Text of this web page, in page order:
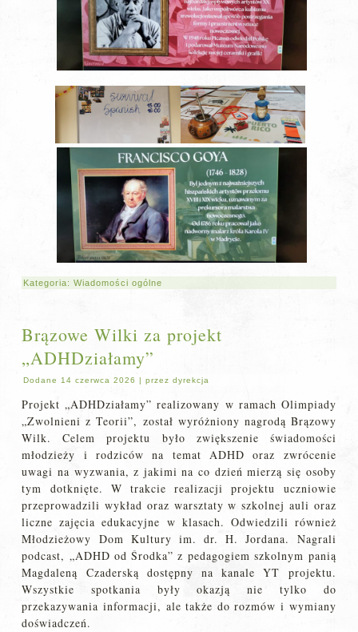
Kategoria:Wiadomości ogólne
Brązowe Wilki za projekt
„ADHDziałamy”
Dodane 14 czerwca 2026 |przez dyrekcja
Projekt „ADHDziałamy” realizowany w ramach Olimpiady
„Zwolnieni z Teorii”, został wyróżniony nagrodą Brązowy
Wilk. Celem projektu było zwiększenie świadomości
młodzieży i rodziców na temat ADHD oraz zwrócenie
uwagi na wyzwania, z jakimi na co dzień mierzą się osoby
tym dotknięte. W trakcie realizacji projektu uczniowie
przeprowadzili wykład oraz warsztaty w szkolnej auli oraz
liczne zajęcia edukacyjne w klasach. Odwiedzili również
Młodzieżowy Dom Kultury im. dr. H. Jordana. Nagrali
podcast, „ADHD od Środka” z pedagogiem szkolnym panią
Magdaleną Czaderską dostępny na kanale YT projektu.
Wszystkie spotkania były okazją nie tylko do
przekazywania informacji, ale także do rozmów i wymiany
doświadczeń.